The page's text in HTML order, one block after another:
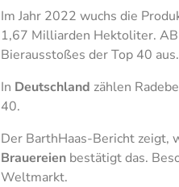
Im Jahr 2022 wuchs die
1,67 Milliarden Hektoliter. AB
Bierausstoßes der Top 40 aus.
In Deutschland zählen
40.
Der BarthHaas-Bericht zeigt,
Brauereien bestätigt das.
Weltmarkt.